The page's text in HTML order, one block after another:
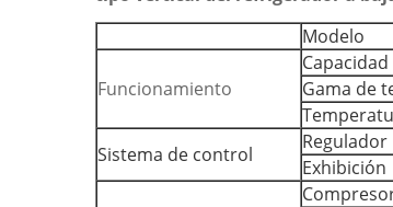
Modelo
Funcionamiento
Capacidad
Gama de
Sistema de control
Regulador
Exhibición